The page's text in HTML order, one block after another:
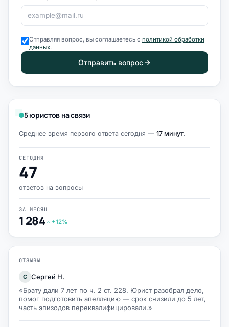
Отправляя вопрос, вы соглашаетесь с политикой обработки
данных.
Отправить вопрос
5 юристов на связи
Среднее время первого ответа сегодня — 17 минут.
СЕГОДНЯ
47
ответов на вопросы
ЗА МЕСЯЦ
1 284 +12%
ОТЗЫВЫ
С Сергей Н.
«Брату дали 7 лет по ч. 2 ст. 228. Юрист разобрал дело,
помог подготовить апелляцию — срок снизили до 5 лет,
часть эпизодов переквалифицировали.»